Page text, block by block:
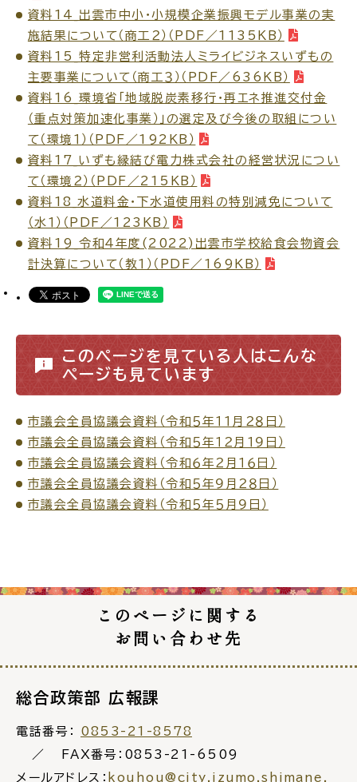
資料14_出雲市中小・小規模企業振興モデル事業の実
施結果について（商工２）（PDF／1135KB）
資料15_特定非営利活動法人ミライビジネスいずもの
主要事業について（商工３）（PDF／636KB）
資料16_環境省「地域脱炭素移行・再エネ推進交付金
（重点対策加速化事業）」の選定及び今後の取組につい
て（環境１）（PDF／192KB）
資料17_いずも縁結び電力株式会社の経営状況につい
て（環境２）（PDF／215KB）
資料18_水道料金・下水道使用料の特別減免について
（水１）（PDF／123KB）
資料19_令和４年度(2022)出雲市学校給食会物資会
計決算について（教１）（PDF／169KB）
このページを見ている人はこんな
ページも見ています
市議会全員協議会資料（令和５年１１月２８日）
市議会全員協議会資料（令和５年１２月１９日）
市議会全員協議会資料（令和６年２月１６日）
市議会全員協議会資料（令和５年９月２８日）
市議会全員協議会資料（令和５年５月９日）
このページに関する
お問い合わせ先
総合政策部 広報課
電話番号： 0853-21-8578
FAX番号：0853-21-6509
メールアドレス： kouhou@city.izumo.shimane.